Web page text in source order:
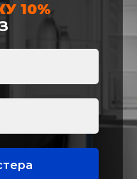
10%